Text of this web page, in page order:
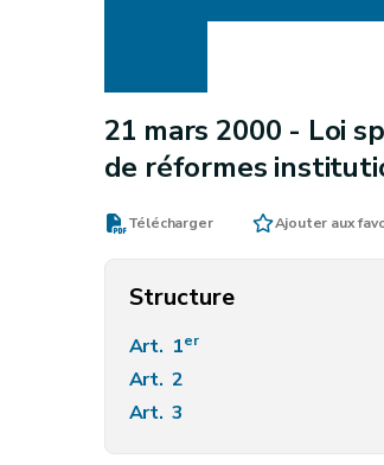
21 mars 2000 - Loi
de réformes
Télécharger Ajouter aux
Structure
Art. 1er
Art. 2
Art. 3